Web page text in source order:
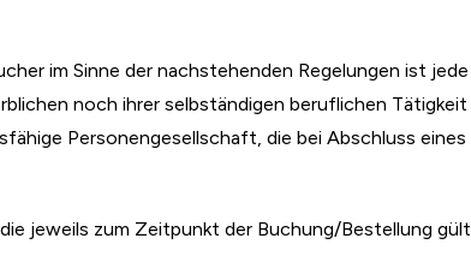
im Sinne der nachstehenden Regelungen ist
noch ihrer selbständigen beruflichen
Personengesellschaft, die bei Abschluss
jeweils zum Zeitpunkt der Buchung/Bestellung